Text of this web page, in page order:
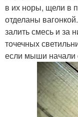
в их норы, щели в
отделаны
залить смесь и за
точечных
если мыши начали